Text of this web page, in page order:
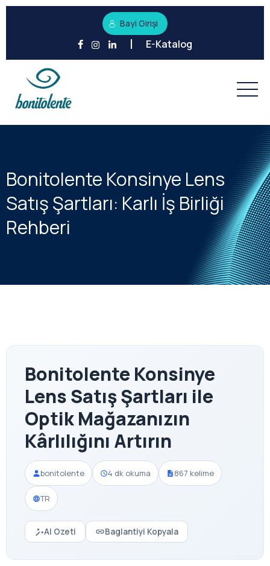
Bayi Girişi
E-Katalog
Bonitolente Konsinye Lens
Satış Şartları: Karlı İş Birliği
Rehberi
Bonitolente Konsinye
Lens Satış Şartları ile
Optik Mağazanızın
Kârlılığını Artırın
bonitolente 4 dk okuma 867 kelime
TR
AI Ozeti Baglantiyi Kopyala